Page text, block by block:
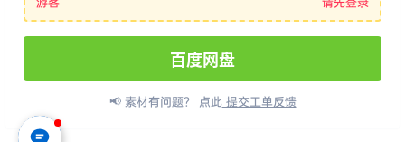
百度网盘
📢 素材有问题？ 点此提交工单反馈